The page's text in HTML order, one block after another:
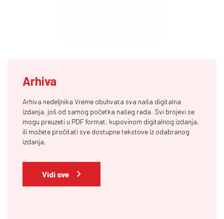
Arhiva
Arhiva nedeljnika Vreme obuhvata sva naša digitalna
izdanja, još od samog početka našeg rada. Svi brojevi se
mogu preuzeti u PDF format, kupovinom digitalnog izdanja,
ili možete pročitati sve dostupne tekstove iz odabranog
izdanja.
Vidi sve